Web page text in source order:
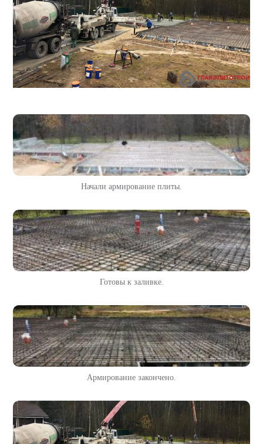
Начали армирование плиты.
Готовы к заливке.
Армирование закончено.